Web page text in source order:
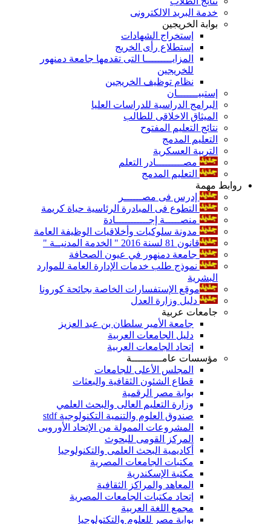
خدمة البريد الالكترونى
بوابة الخريجين
إستخراج الشهادات
إستطلاع رأى الخريج
المزايـــــــــا التى تقدمها جامعة دمنهور
للخريجين
نظام توظيف الخريجين
إستبيـــــــان
البرامج الدراسية للدراسات العليا
الميثاق الاخلاقى للطالب
نتائج التعليم المفتوح
التعليم المدمج
التربية العسكرية
مصـــــــــادر التعلم
التعليم المدمج
روابط مهمة
إدرس فى مصــــــر
التطوع فى المبادرة الرئاسية حياة كريمة
منصـــــة إجـــــــــــادة
مدونة سلوكيات وأخلاقيات الوظيفة العامة
قانون 81 لسنة 2016 " الخدمة المدنيــة "
جامعة دمنهور في عيون الصحافة
نموذج طلب خدمات الإدارة العامة للموارد
البشرية
موقع الإستفسارات الخاصة بجائحة كورونا
دليل وزارة العدل
جامعات عربية
جامعة الأمير سلطان بن عبد العزيز
دليل الجامعات العربية
إتحاد الجامعات العربية
مؤسسات عامــــــــــة
المجلس الأعلى للجامعات
قطاع الشئون الثقافية والبعثات
بوابة مصر الرقمية
وزارة التعليم العالى والبحث العلمي
صندوق العلوم والتنمية التكنولوجية stdf
المشروعات الممولة من الإتحاد الأوروبى
المركز القومى للبحوث
أكاديمية البحث العلمى والتكنولوجيا
مكتبات الجامعات المصرية
مكتبة الإسكندرية
المعاهد والمراكز الثقافية
إتحاد مكتبات الجامعات المصرية
مجمع اللغة العربية
بوابة مصر للعلوم والتكتولوجيا